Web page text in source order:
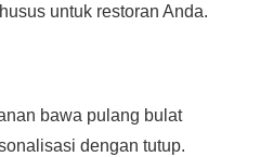
untuk restoran Anda.